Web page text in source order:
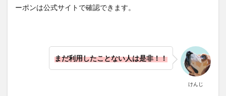
ーポンは公式サイトで確認できます。
けんじ
まだ利用したことない人は是非！！